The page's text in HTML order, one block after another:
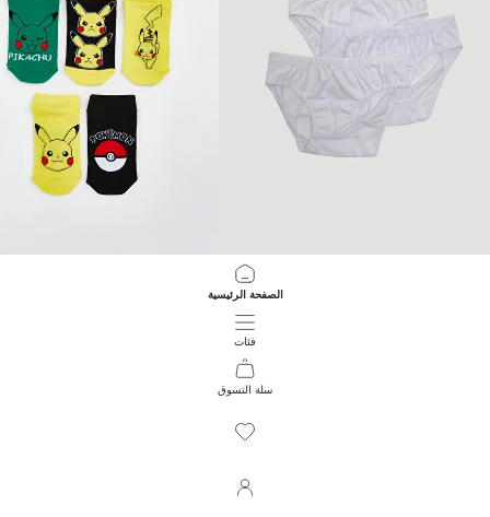
الصفحة الرئيسية
فئات
سلة التسوق
جوارب رياضية للأولاد بنقشة بيكاتشو - ٥ قطع